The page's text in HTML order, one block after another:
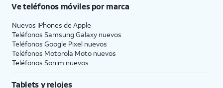
Ve teléfonos móviles por marca
Nuevos iPhones de Apple
Teléfonos Samsung Galaxy nuevos
Teléfonos Google Pixel nuevos
Teléfonos Motorola Moto nuevos
Teléfonos Sonim nuevos
Tablets y relojes